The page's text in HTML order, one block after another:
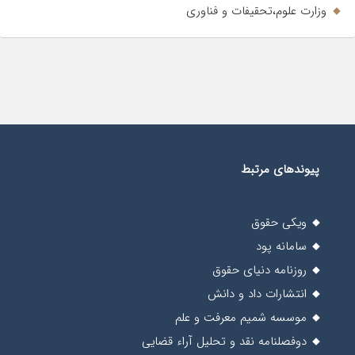
وزارت علوم،تحقیفات و فناوری
پیوندهای مرتبط
ویکی حقوق
سامانه پود
روزنامه دنیای حقوق
انتشارات داد و دانش
موسسه شمیم معرفت و علم
دوفصلنامه نقد و تحلیل آراء قضایی